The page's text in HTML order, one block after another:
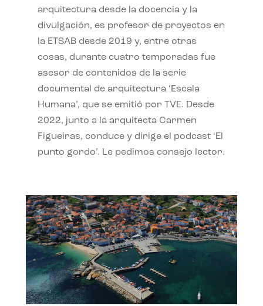
arquitectura desde la docencia y la
divulgación, es profesor de proyectos en
la ETSAB desde 2019 y, entre otras
cosas, durante cuatro temporadas fue
asesor de contenidos de la serie
documental de arquitectura ‘Escala
Humana’, que se emitió por TVE. Desde
2022, junto a la arquitecta Carmen
Figueiras, conduce y dirige el podcast ‘El
punto gordo’. Le pedimos consejo lector.